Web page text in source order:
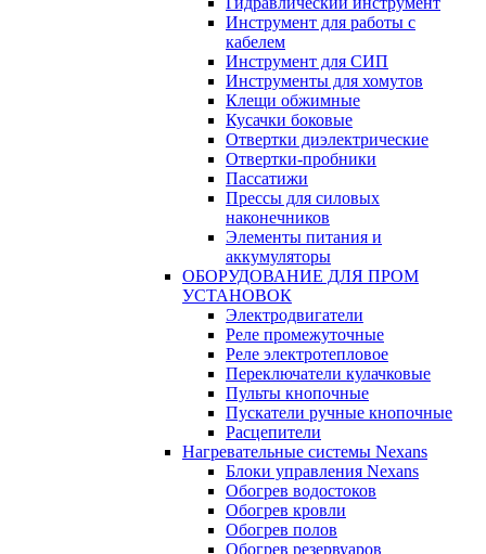
Инструмент для работы с
кабелем
Инструмент для СИП
Инструменты для хомутов
Клещи обжимные
Кусачки боковые
Отвертки диэлектрические
Отвертки-пробники
Пассатижи
Прессы для силовых
наконечников
Элементы питания и
аккумуляторы
ОБОРУДОВАНИЕ ДЛЯ ПРОМ
УСТАНОВОК
Электродвигатели
Реле промежуточные
Реле электротепловое
Переключатели кулачковые
Пульты кнопочные
Пускатели ручные кнопочные
Расцепители
Нагревательные системы Nexans
Блоки управления Nexans
Обогрев водостоков
Обогрев кровли
Обогрев полов
Обогрев резервуаров